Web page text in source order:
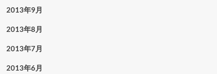
2013年9月
2013年8月
2013年7月
2013年6月